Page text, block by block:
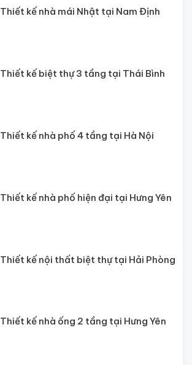
Thiết kế nhà mái Nhật tại Nam Định
Thiết kế biệt thự 3 tầng tại Thái Bình
Thiết kế nhà phố 4 tầng tại Hà Nội
Thiết kế nhà phố hiện đại tại Hưng Yên
Thiết kế nội thất biệt thự tại Hải Phòng
Thiết kế nhà ống 2 tầng tại Hưng Yên